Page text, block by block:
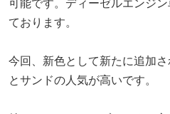
可能です。ディーゼルエンジ
ております。
今回、新色として新たに追加
とサンドの人気が高いです。